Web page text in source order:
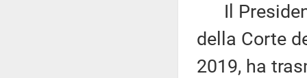
Il
della Corte
2019, ha